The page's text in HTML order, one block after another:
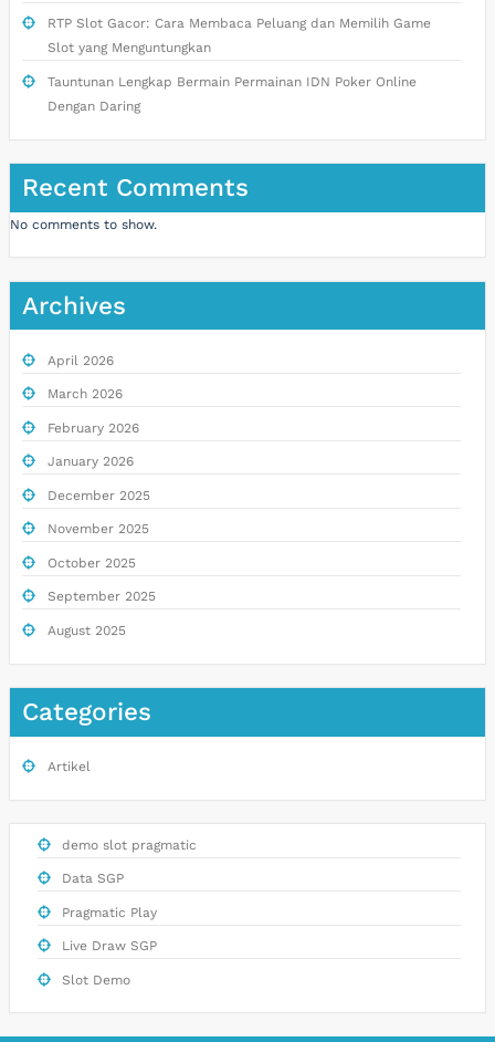
RTP Slot Gacor: Cara Membaca Peluang dan Memilih Game
Slot yang Menguntungkan
Tauntunan Lengkap Bermain Permainan IDN Poker Online
Dengan Daring
Recent Comments
No comments to show.
Archives
April 2026
March 2026
February 2026
January 2026
December 2025
November 2025
October 2025
September 2025
August 2025
Categories
Artikel
demo slot pragmatic
Data SGP
Pragmatic Play
Live Draw SGP
Slot Demo